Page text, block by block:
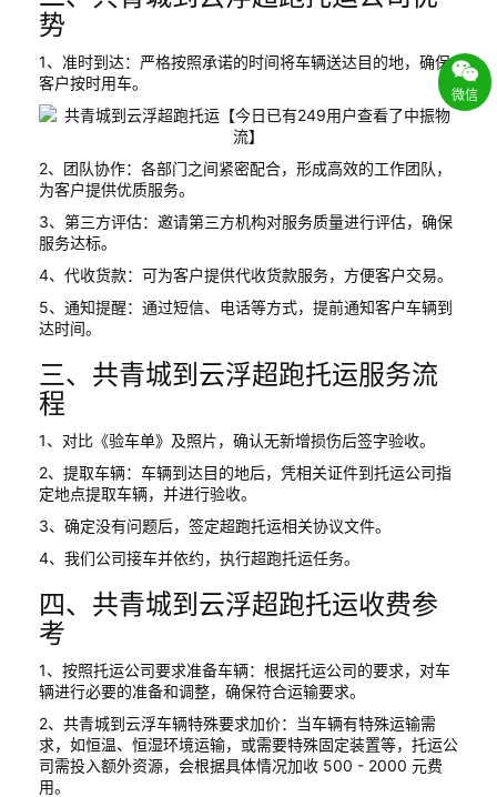
势
1、准时到达：严格按照承诺的时间将车辆送达目的地，确保
客户按时用车。
2、团队协作：各部门之间紧密配合，形成高效的工作团队，
为客户提供优质服务。
3、第三方评估：邀请第三方机构对服务质量进行评估，确保
服务达标。
4、代收货款：可为客户提供代收货款服务，方便客户交易。
5、通知提醒：通过短信、电话等方式，提前通知客户车辆到
达时间。
三、共青城到云浮超跑托运服务流
程
1、对比《验车单》及照片，确认无新增损伤后签字验收。
2、提取车辆：车辆到达目的地后，凭相关证件到托运公司指
定地点提取车辆，并进行验收。
3、确定没有问题后，签定超跑托运相关协议文件。
4、我们公司接车并依约，执行超跑托运任务。
四、共青城到云浮超跑托运收费参
考
1、按照托运公司要求准备车辆：根据托运公司的要求，对车
辆进行必要的准备和调整，确保符合运输要求。
2、共青城到云浮车辆特殊要求加价：当车辆有特殊运输需
求，如恒温、恒湿环境运输，或需要特殊固定装置等，托运公
司需投入额外资源，会根据具体情况加收 500 - 2000 元费
用。
微信